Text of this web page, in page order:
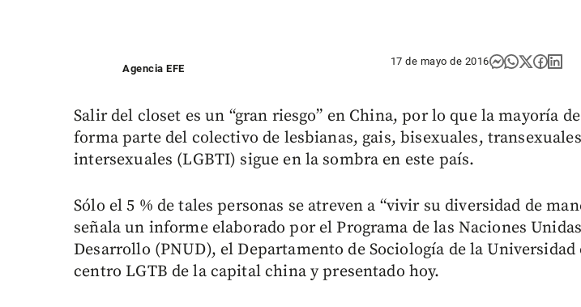
Agencia EFE
17 de mayo de 2016
Salir del closet es un “gran riesgo” en China, por lo que la mayoría
forma parte del colectivo de lesbianas, gais, bisexuales,
intersexuales (LGBTI) sigue en la sombra en este país.
Sólo el 5 % de tales personas se atreven a “vivir su diversidad de
señala un informe elaborado por el Programa de las Naciones
Desarrollo (PNUD), el Departamento de Sociología de la Universidad
centro LGTB de la capital china y presentado hoy.